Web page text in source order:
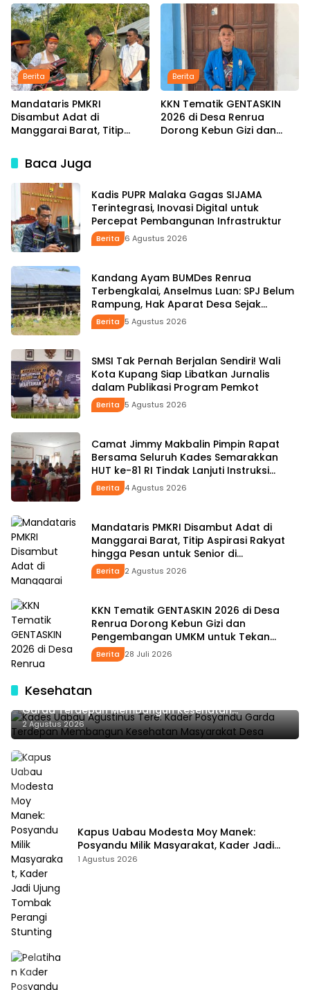
Pemkot
Instruksi Bupati SBS dan
Wabup HMS
Berita
Mandataris PMKRI
Disambut Adat di
Manggarai Barat, Titip
Pesan untuk Senior di
Pemerintahan
Berita
KKN Tematik GENTASKIN
2026 di Desa Renrua
Dorong Kebun Gizi dan
Baca Juga
Kadis PUPR Malaka Gagas SIJAMA
Terintegrasi, Inovasi Digital untuk
Percepat Pembangunan Infrastruktur
Berita 6 Agustus 2026
Kandang Ayam BUMDes Renrua
Terbengkalai, Anselmus Luan: SPJ Belum
Rampung, Hak Aparat Desa Sejak
Januari Belum Dibayar
Berita 5 Agustus 2026
SMSI Tak Pernah Berjalan Sendiri! Wali
Kota Kupang Siap Libatkan Jurnalis
dalam Publikasi Program Pemkot
Berita 5 Agustus 2026
Camat Jimmy Makbalin Pimpin Rapat
Bersama Seluruh Kades Semarakkan
HUT ke-81 RI Tindak Lanjuti Instruksi
Bupati SBS dan Wabup HMS
Berita 4 Agustus 2026
Mandataris PMKRI Disambut Adat di
Manggarai Barat, Titip Aspirasi Rakyat
hingga Pesan untuk Senior di
Pemerintahan
Berita 2 Agustus 2026
KKN Tematik GENTASKIN 2026 di Desa
Renrua Dorong Kebun Gizi dan
Pengembangan UMKM untuk Tekan
Stunting
Berita 28 Juli 2026
Kesehatan
Kades Uabau Agustinus Tere: Kader Posyandu
Garda Terdepan Membangun Kesehatan
Masyarakat Desa
2 Agustus 2026
Kapus Uabau Modesta Moy Manek:
Posyandu Milik Masyarakat, Kader Jadi
Ujung Tombak Perangi Stunting
1 Agustus 2026